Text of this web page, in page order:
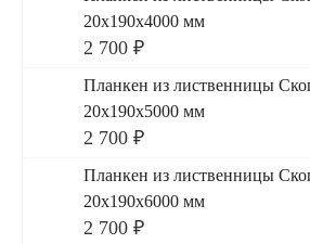
20x190x4000 мм
2 700 ₽
Планкен из лиственницы
20x190x5000 мм
2 700 ₽
Планкен из лиственницы
20x190x6000 мм
2 700 ₽